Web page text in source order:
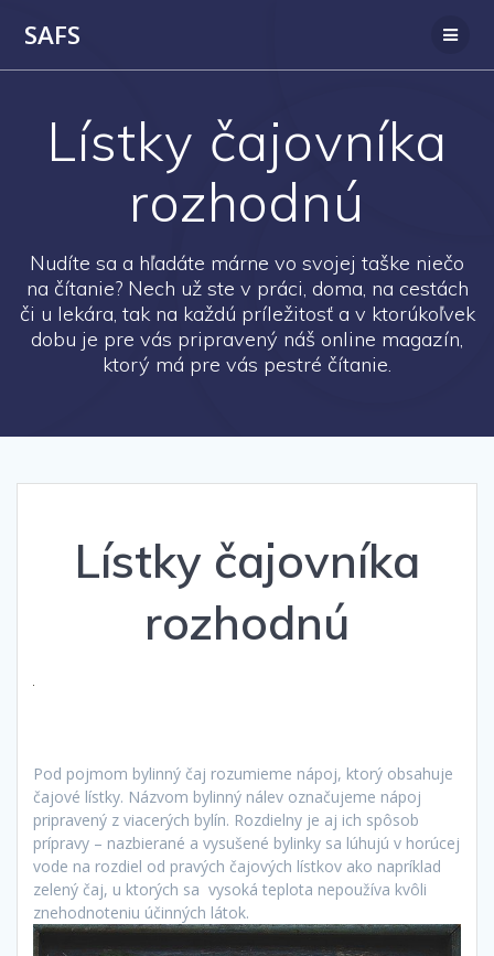
SAFS
Lístky čajovníka
rozhodnú
Nudíte sa a hľadáte márne vo svojej taške niečo
na čítanie? Nech už ste v práci, doma, na cestách
či u lekára, tak na každú príležitosť a v ktorúkoľvek
dobu je pre vás pripravený náš online magazín,
ktorý má pre vás pestré čítanie.
Lístky čajovníka
rozhodnú
Pod pojmom bylinný čaj rozumieme nápoj, ktorý obsahuje
čajové lístky. Názvom bylinný nálev označujeme nápoj
pripravený z viacerých bylín. Rozdielny je aj ich spôsob
prípravy – nazbierané a vysušené bylinky sa lúhujú v horúcej
vode na rozdiel od pravých čajových lístkov ako napríklad
zelený čaj, u ktorých sa vysoká teplota nepoužíva kvôli
znehodnoteniu účinných látok.